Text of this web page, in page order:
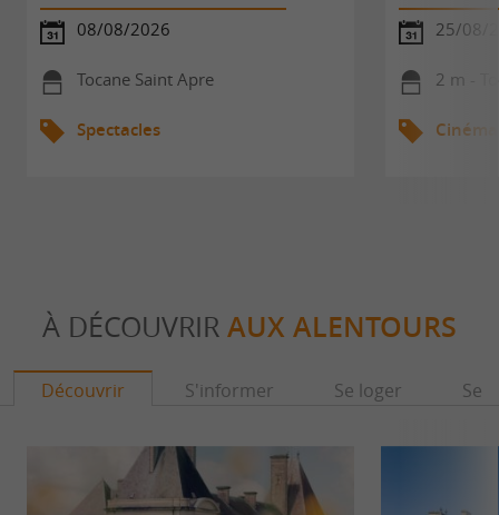
08/08/2026
Tocane Saint Apre
Spectacles
25/08/
2 m -
Cinéma
À DÉCOUVRIR AUX ALENTOURS
Découvrir S'informer Se loger Se